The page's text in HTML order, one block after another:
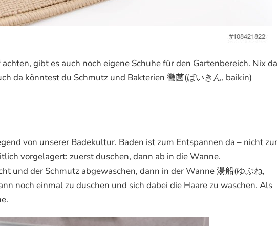
gibt es auch noch eigene Schuhe für den Gartenbereich. Nix da
da könntest du Schmutz und Bakterien 黴菌(ばいきん, baikin)
von unserer Badekultur. Baden ist zum Entspannen da – nicht zur
vorgelagert: zuerst duschen, dann ab in die Wanne.
und der Schmutz abgewaschen, dann in der Wanne 湯船(ゆぶね,
noch einmal zu duschen und sich dabei die Haare zu waschen. Als